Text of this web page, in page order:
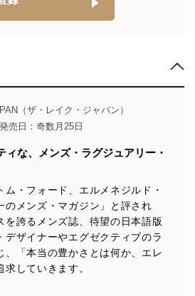
ます。また、当社の管理の仕組み
その他の規範を常に適合させま
確性及び安全性を確保するため
い、滅失またはき損の防止及び是
り扱うことのできる機器及び当該
従業者を明確化し、 個人データへ
スを防止しています。
（ザ・レイク・ジャパン）
発売日：奇数月25日
ィな、メンズ・ラグジュアリー・
ム・フォード、エルメネジルド・
のメンズ・マガジン」と評され
を誇るメンズ誌、待望の日本語版
デザイナーやエグゼクティブのラ
、「本当の豊かさとは何か、エレ
していきます。